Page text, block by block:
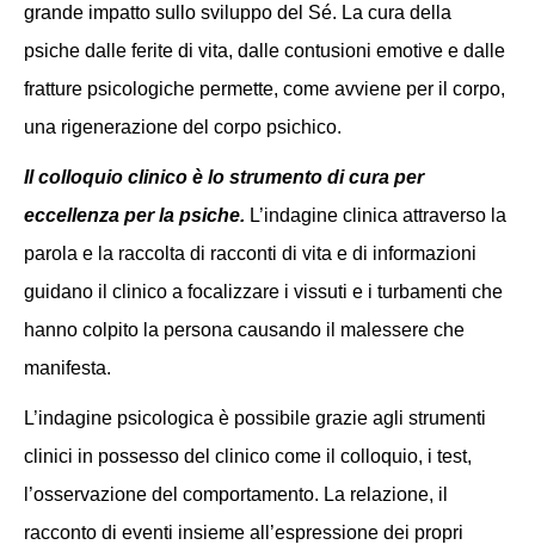
grande impatto sullo sviluppo del Sé. La cura della
psiche dalle ferite di vita, dalle contusioni emotive e dalle
fratture psicologiche permette, come avviene per il corpo,
una rigenerazione del corpo psichico.
Il colloquio clinico è lo strumento di cura per
eccellenza per la psiche. L’indagine clinica attraverso la
parola e la raccolta di racconti di vita e di informazioni
guidano il clinico a focalizzare i vissuti e i turbamenti che
hanno colpito la persona causando il malessere che
manifesta.
L’indagine psicologica è possibile grazie agli strumenti
clinici in possesso del clinico come il colloquio, i test,
l’osservazione del comportamento. La relazione, il
racconto di eventi insieme all’espressione dei propri